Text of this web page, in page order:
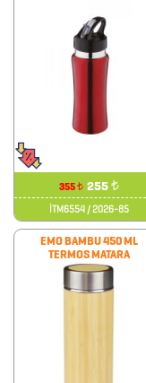
355₺ 255 ₺
İTM6554 / 2026-85
EMO BAMBU 450 ML
TERMOS MATARA